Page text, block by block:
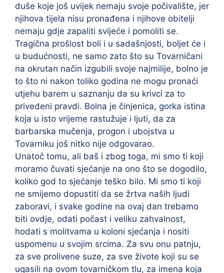
duše koje još uvijek nemaju svoje počivalište, jer
njihova tijela nisu pronađena i njihove obitelji
nemaju gdje zapaliti svijeće i pomoliti se.
Tragična prošlost boli i u sadašnjosti, boljet će i
u budućnosti, ne samo zato što su Tovarničani
na okrutan način izgubili svoje najmilije, bolno je
to što ni nakon toliko godina ne mogu pronaći
utjehu barem u saznanju da su krivci za to
privedeni pravdi. Bolna je činjenica, gorka istina
koja u isto vrijeme rastužuje i ljuti, da za
barbarska mučenja, progon i ubojstva u
Tovarniku još nitko nije odgovarao.
Unatoč tomu, ali baš i zbog toga, mi smo ti koji
moramo čuvati sjećanje na ono što se dogodilo,
koliko god to sjećanje teško bilo. Mi smo ti koji
ne smijemo dopustiti da se žrtva naših ljudi
zaboravi, i svake godine na ovaj dan trebamo
biti ovdje, odati počast i veliku zahvalnost,
hodati s molitvama u koloni sjećanja i nositi
uspomenu u svojim srcima. Za svu onu patnju,
za sve prolivene suze, za sve živote koji su se
ugasili na ovom tovarničkom tlu, za imena koja